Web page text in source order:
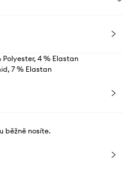
4 % Elastan
7 % Elastan
běžně nosíte.